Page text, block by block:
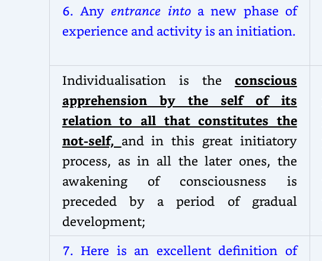
6. Anyentrance into a new phase of
experience and activity is an initiation.
Individualisation is the conscious
apprehension by the self of its
relation to all that constitutes the
not-self, and in this great initiatory
process, as in all the later ones, the
awakening of consciousness is
preceded by a period of gradual
development;
7. Here is an excellent definition of